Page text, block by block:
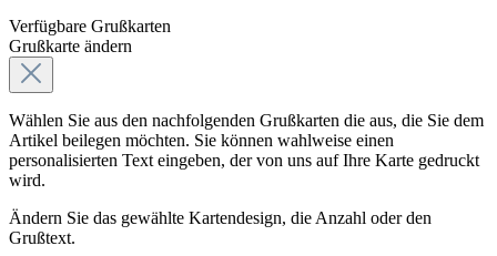
Verfügbare Grußkarten
Grußkarte ändern
Wählen Sie aus den nachfolgenden Grußkarten die aus, die Sie dem
Artikel beilegen möchten. Sie können wahlweise einen
personalisierten Text eingeben, der von uns auf Ihre Karte gedruckt
wird.
Ändern Sie das gewählte Kartendesign, die Anzahl oder den
Grußtext.